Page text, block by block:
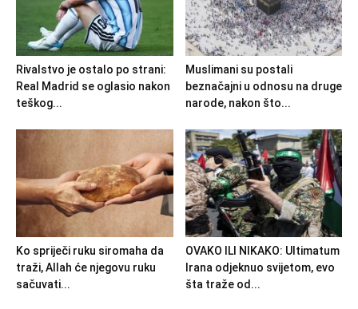
Rivalstvo je ostalo po strani:
Real Madrid se oglasio nakon
teškog...
Muslimani su postali
beznačajni u odnosu na druge
narode, nakon što...
Ko spriječi ruku siromaha da
traži, Allah će njegovu ruku
sačuvati...
OVAKO ILI NIKAKO: Ultimatum
Irana odjeknuo svijetom, evo
šta traže od...